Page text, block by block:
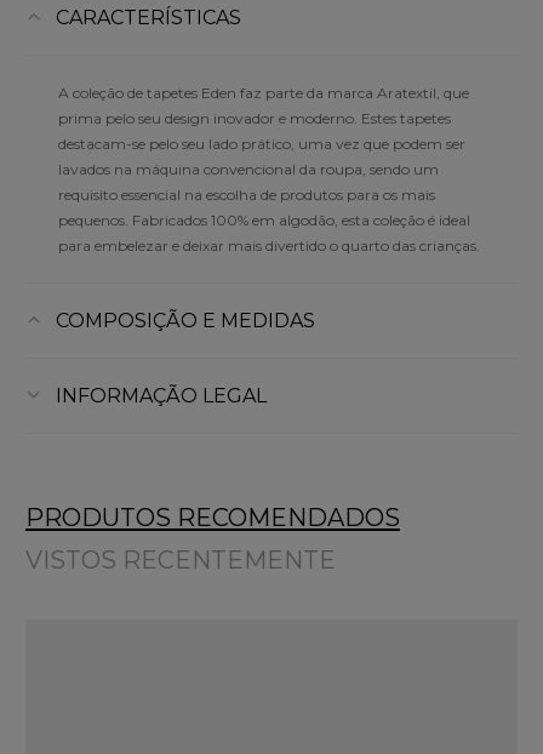
CARACTERÍSTICAS
A coleção de tapetes Eden faz parte da marca Aratextil, que
prima pelo seu design inovador e moderno. Estes tapetes
destacam-se pelo seu lado prático, uma vez que podem ser
lavados na máquina convencional da roupa, sendo um
requisito essencial na escolha de produtos para os mais
pequenos. Fabricados 100% em algodão, esta coleção é ideal
para embelezar e deixar mais divertido o quarto das crianças.
COMPOSIÇÃO E MEDIDAS
INFORMAÇÃO LEGAL
PRODUTOS RECOMENDADOS
VISTOS RECENTEMENTE